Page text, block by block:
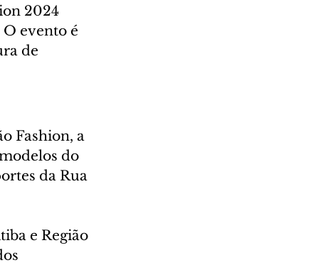
2024
O evento é
de
Fashion, a
do
da Rua
e Região